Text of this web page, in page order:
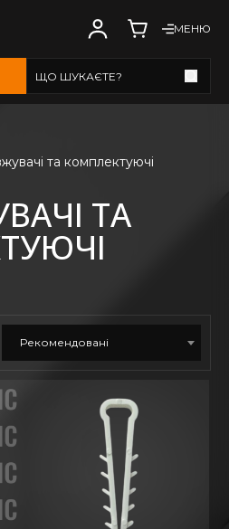
МЕНЮ
ЩО ШУКАЄТЕ?
та комплектуючі
ТА
Рекомендовані